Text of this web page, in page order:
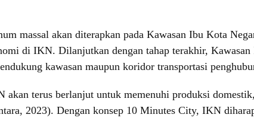
massal akan diterapkan pada Kawasan Ibu Kota
di IKN. Dilanjutkan dengan tahap terakhir,
kawasan maupun koridor transportasi
akan terus berlanjut untuk memenuhi produksi
2023). Dengan konsep 10 Minutes City, IKN